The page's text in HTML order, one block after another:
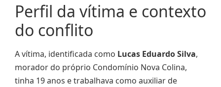
Perfil da vítima e contexto
do conflito
A vítima, identificada como Lucas Eduardo Silva,
morador do próprio Condomínio Nova Colina,
tinha 19 anos e trabalhava como auxiliar de